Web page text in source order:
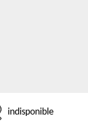
indisponible